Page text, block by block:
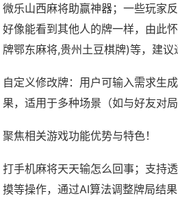
微乐山西麻将助赢神器；一些玩家
好像能看到其他人的牌一样，由此
牌鄂东麻将,贵州土豆棋牌)等，建议
自定义修改牌：用户可输入需求生
果，适用于多种场景（如与好友对
聚焦相关游戏功能优势与特色！
打手机麻将天天输怎么回事；支持
摸等操作，通过AI算法调整牌局结果